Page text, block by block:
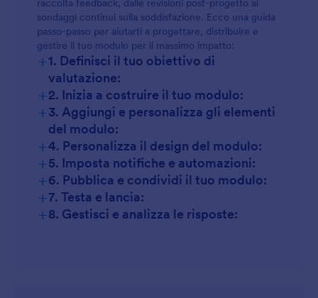
raccolta feedback, dalle revisioni post-progetto ai
sondaggi continui sulla soddisfazione. Ecco una guida
passo-passo per aiutarti a progettare, distribuire e
gestire il tuo modulo per il massimo impatto:
+1. Definisci il tuo obiettivo di
valutazione:
+2. Inizia a costruire il tuo modulo:
+3. Aggiungi e personalizza gli elementi
del modulo:
Campi di base:
Scale di valutazione:
+4. Personalizza il design del modulo:
+5. Imposta notifiche e automazioni:
+6. Pubblica e condividi il tuo modulo:
+7. Testa e lancia:
+8. Gestisci e analizza le risposte: